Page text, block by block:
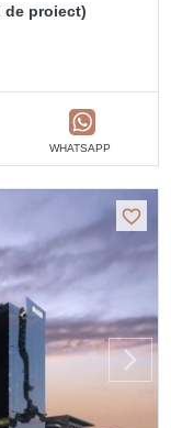
de proiect)
WHATSAPP